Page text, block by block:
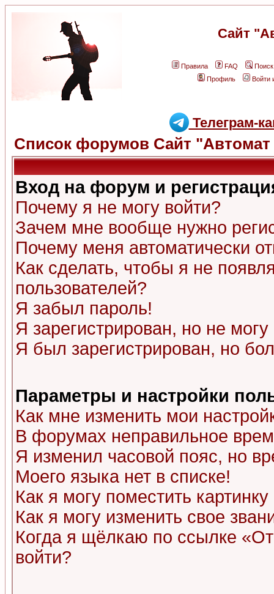
Сайт
Правила FAQ
Поиск
Профиль
Войти
Телеграм-
Список форумов Сайт "Автомат
Вход на форум и
Почему я не могу войти?
Зачем мне вообще нужно
Почему меня автоматически
Как сделать, чтобы я не
пользователей?
Я забыл пароль!
Я зарегистрирован, но не могу
Я был зарегистрирован, но
Параметры и настройки
Как мне изменить мои
В форумах неправильное
Я изменил часовой пояс, но
Моего языка нет в списке!
Как я могу поместить
Как я могу изменить свое
Когда я щёлкаю по ссылке
войти?